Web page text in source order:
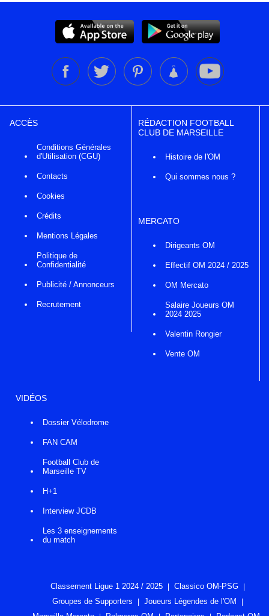
ACCÈS
Conditions Générales
d'Utilisation (CGU)
Contacts
Cookies
Crédits
Mentions Légales
Politique de
Confidentialité
Publicité / Annonceurs
Recrutement
RÉDACTION FOOTBALL
CLUB DE MARSEILLE
Histoire de l'OM
Qui sommes nous ?
MERCATO
Dirigeants OM
Effectif OM 2024 / 2025
OM Mercato
Salaire Joueurs OM
2024 2025
Valentin Rongier
Vente OM
VIDÉOS
Dossier Vélodrome
FAN CAM
Football Club de
Marseille TV
H+1
Interview JCDB
Les 3 enseignements
du match
Classement Ligue 1 2024 / 2025
Classico OM-PSG
Groupes de Supporters
Joueurs Légendes de l'OM